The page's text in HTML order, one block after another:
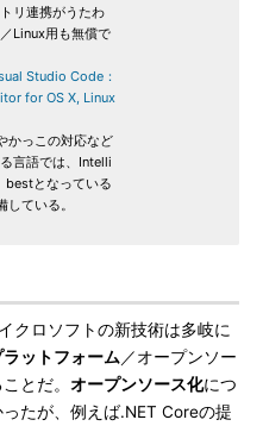
リ連携がうたわ
Linux用も無償で
Studio Code：
for OS X, Linux
かっこの対応など
言語では、Intelli
bestとなっている
ている。
クロソフトの新技術は多岐に
ットフォーム ／オープンソー
とだ。 オープンソース化につ
たが、例えば.NET Coreの提